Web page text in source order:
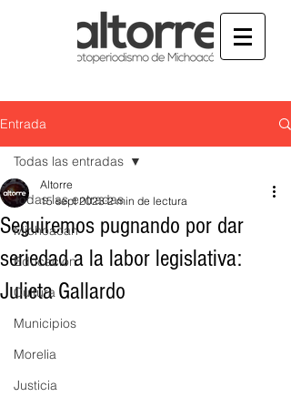
Entrada
Todas las entradas
Michoacán
Educación
Cultura
Municipios
Morelia
Justicia
Todas las entradas
Seguiremos pugnando por dar
seriedad a la labor legislativa:
Julieta Gallardo
Altorre
15 sept 2023 2 min de lectura